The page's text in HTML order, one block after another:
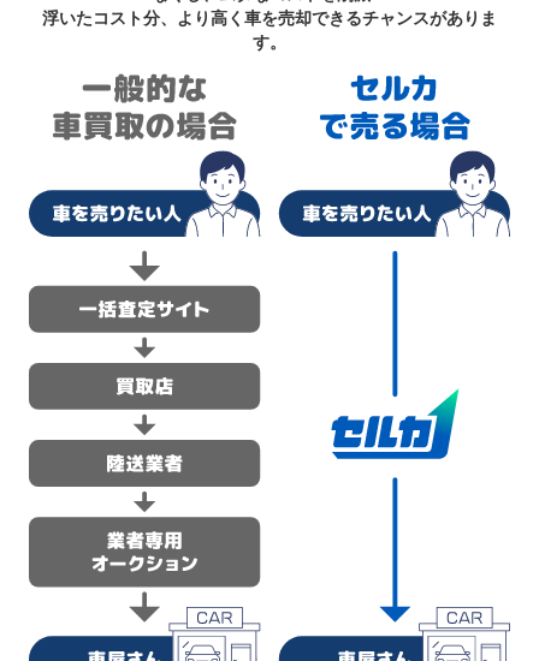
浮いたコスト分、より高く車を売却できるチャンスがありま
す。